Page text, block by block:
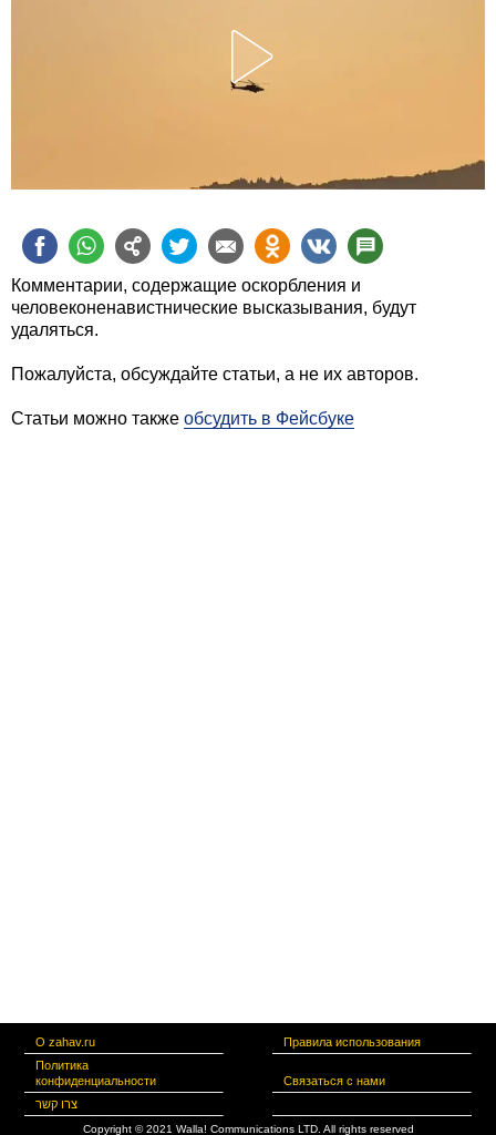
Комментарии, содержащие оскорбления и
человеконенавистнические высказывания, будут
удаляться.
Пожалуйста, обсуждайте статьи, а не их авторов.
Статьи можно также обсудить в Фейсбуке
О zahav.ru
Правила использования
Политика
конфиденциальности
Связаться с нами
צרו קשר
Copyright © 2021 Walla! Communications LTD. All rights reserved